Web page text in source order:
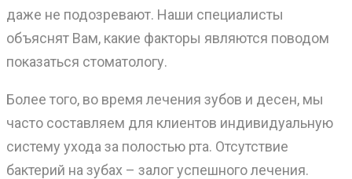
даже не подозревают. Наши специалисты
объяснят Вам, какие факторы являются поводом
показаться стоматологу.
Более того, во время лечения зубов и десен, мы
часто составляем для клиентов индивидуальную
систему ухода за полостью рта. Отсутствие
бактерий на зубах – залог успешного лечения.